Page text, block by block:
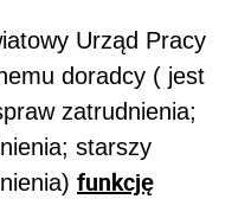
Urząd Pracy
doradcy ( jest
zatrudnienia;
starszy
funkcję